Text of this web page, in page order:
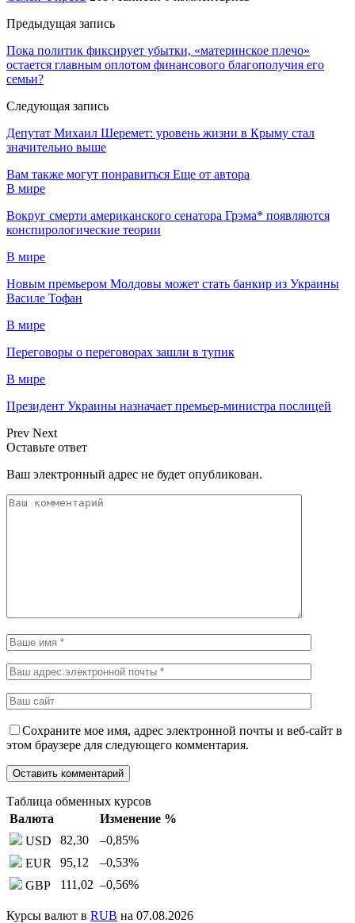
Предыдущая запись
Пока политик фиксирует убытки, «материнское плечо»
остается главным оплотом финансового благополучия его
семьи?
Следующая запись
Депутат Михаил Шеремет: уровень жизни в Крыму стал
значительно выше
Вам также могут понравиться Еще от автора
В мире
Вокруг смерти американского сенатора Грэма* появляются
конспирологические теории
В мире
Новым премьером Молдовы может стать банкир из Украины
Василе Тофан
В мире
Переговоры о переговорах зашли в тупик
В мире
Президент Украины назначает премьер-министра послицей
Prev Next
Оставьте ответ
Ваш электронный адрес не будет опубликован.
Сохраните мое имя, адрес электронной почты и веб-сайт в
этом браузере для следующего комментария.
Таблица обменных курсов
Валюта
Изменение %
USD
82,30 –0,85%
EUR
95,12 –0,53%
GBP
111,02 –0,56%
Курсы валют в RUB на 07.08.2026